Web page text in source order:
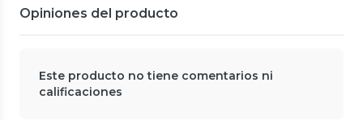
Opiniones del producto
Este producto no tiene comentarios ni
calificaciones